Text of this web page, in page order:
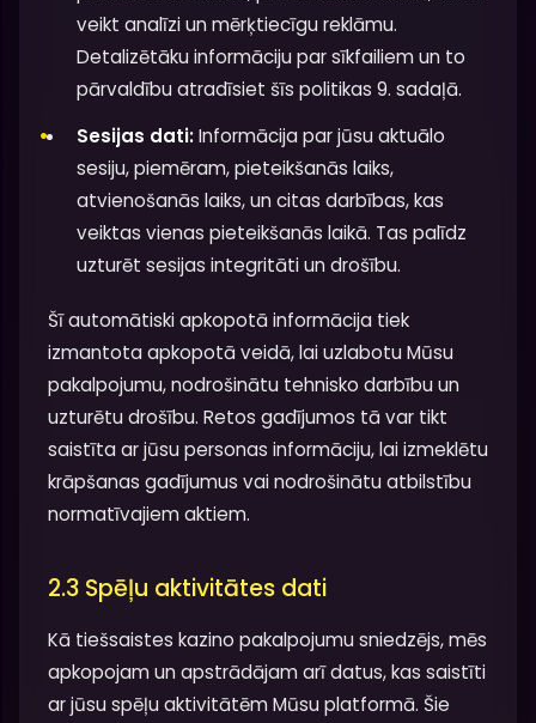
veikt analīzi un mērķtiecīgu reklāmu.
Detalizētāku informāciju par sīkfailiem un to
pārvaldību atradīsiet šīs politikas 9. sadaļā.
Sesijas dati:Informācija par jūsu aktuālo
sesiju, piemēram, pieteikšanās laiks,
atvienošanās laiks, un citas darbības, kas
veiktas vienas pieteikšanās laikā. Tas palīdz
uzturēt sesijas integritāti un drošību.
Šī automātiski apkopotā informācija tiek
izmantota apkopotā veidā, lai uzlabotu Mūsu
pakalpojumu, nodrošinātu tehnisko darbību un
uzturētu drošību. Retos gadījumos tā var tikt
saistīta ar jūsu personas informāciju, lai izmeklētu
krāpšanas gadījumus vai nodrošinātu atbilstību
normatīvajiem aktiem.
2.3 Spēļu aktivitātes dati
Kā tiešsaistes kazino pakalpojumu sniedzējs, mēs
apkopojam un apstrādājam arī datus, kas saistīti
ar jūsu spēļu aktivitātēm Mūsu platformā. Šie